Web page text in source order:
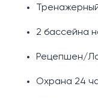
2 бассейна
Рецепшен/
Охрана 24